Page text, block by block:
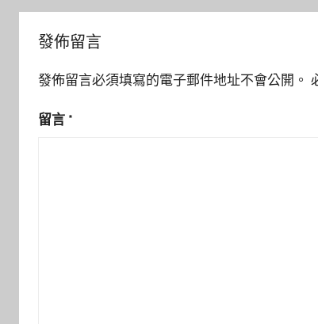
發佈留言
發佈留言必須填寫的電子郵件地址不會公開。
留言 *